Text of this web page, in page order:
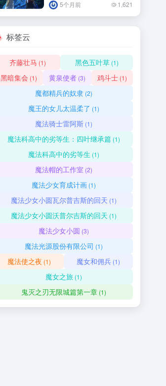
5个月前 1,621
标签云
齐藤壮马 (1) 黑色五叶草(1)
黑暗集会 (1) 黄泉使者 (3) 鸡斗士 (1)
魔都精兵的奴隶 (2)
魔王的女儿太温柔了 (1)
魔法骑士雷阿斯 (1)
魔法科高中的劣等生：四叶继承篇 (1)
魔法科高中的劣等生 (1)
魔法帽的工作室 (2)
魔法少女育成计画 (1)
魔法少女小圆瓦尔普吉斯的回天 (1)
魔法少女小圆沃普尔吉斯的回天 (1)
魔法少女小圆 (3)
魔法光源股份有限公司 (1)
魔法使之夜 (1) 魔女和佣兵 (1)
魔女之旅 (1)
鬼灭之刃无限城篇第一章 (1)